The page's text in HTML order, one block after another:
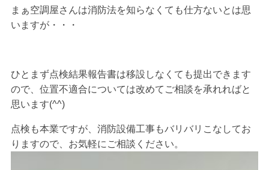
まぁ空調屋さんは消防法を知らなくても仕方ないとは思
いますが・・・
ひとまず点検結果報告書は移設しなくても提出できます
ので、位置不適合については改めてご相談を承れればと
思います(^^)
点検も本業ですが、消防設備工事もバリバリこなしてお
りますので、お気軽にご相談ください。